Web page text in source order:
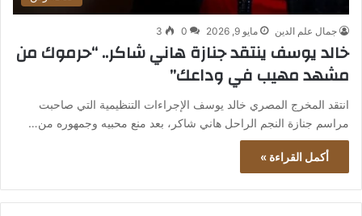
جمال علم الدين مايو 9, 2026 0
3
خالد يوسف ينتقد جنازة هاني شاكر.. “حرموك من
مشهد مهيب في وداعك”
انتقد المخرج المصري خالد يوسف الإجراءات التنظيمية التي صاحبت
مراسم جنازة النجم الراحل هاني شاكر، بعد منع محبيه وجمهوره من…
أكمل القراءة »